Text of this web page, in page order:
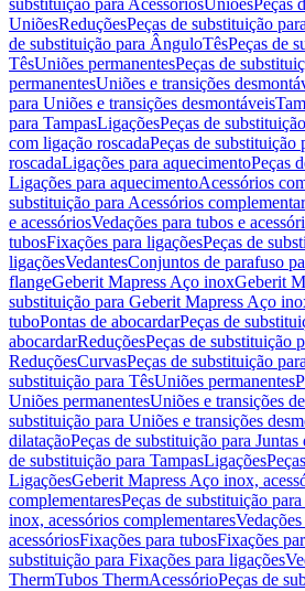
substituição para AcessóriosUniõesPeças
UniõesReduçõesPeças de substituição
de substituição para ÂnguloTêsPeças de
TêsUniões permanentesPeças de
permanentesUniões e transições
para Uniões e transições desmontáveis
para TampasLigaçõesPeças de
com ligação roscadaPeças de
roscadaLigações para aquecimentoPeças
Ligações para aquecimentoAcessórios
substituição para Acessórios
e acessóriosVedações para tubos e
tubosFixações para ligaçõesPeças de
ligaçõesVedantesConjuntos de parafuso
flangeGeberit Mapress Aço inoxGeberit
substituição para Geberit Mapress Aço
tuboPontas de abocardarPeças de
abocardarReduçõesPeças de substituição
ReduçõesCurvasPeças de substituição
substituição para TêsUniões permanentes
Uniões permanentesUniões e transições
substituição para Uniões e transições
dilataçãoPeças de substituição para Juntas
de substituição para TampasLigações
LigaçõesGeberit Mapress Aço inox,
complementaresPeças de substituição
inox, acessórios complementares
acessóriosFixações para tubosFixações
substituição para Fixações para ligações
ThermTubos ThermAcessórioPeças de